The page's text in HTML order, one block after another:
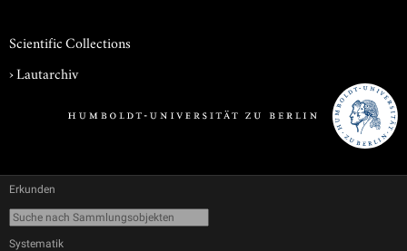
Scientific Collections
›Lautarchiv
Erkunden
Systematik